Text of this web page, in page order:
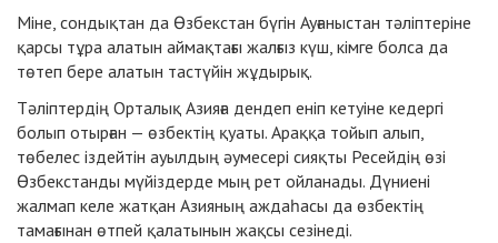
Міне, сондықтан да Өзбекстан бүгін Ауғаныстан тәліптеріне
қарсы тұра алатын аймақтағы жалғыз күш, кімге болса да
төтеп бере алатын тастүйін жұдырық.
Тәліптердің Орталық Азияға дендеп еніп кетуіне кедергі
болып отырған — өзбектің қуаты. Араққа тойып алып,
төбелес іздейтін ауылдың әумесері сияқты Ресейдің өзі
Өзбекстанды мүйіздерде мың рет ойланады. Дүниені
жалмап келе жатқан Азияның аждаһасы да өзбектің
тамағынан өтпей қалатынын жақсы сезінеді.